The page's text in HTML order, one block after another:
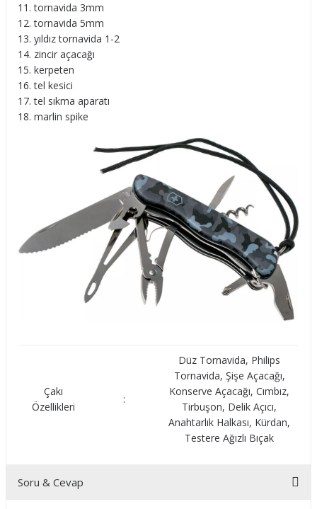
tornavida 3mm
tornavida 5mm
yıldız tornavida 1-2
zincir açacağı
kerpeten
tel kesici
tel sıkma aparatı
marlin spike
Çakı
Özellikleri
:
Düz Tornavida, Philips
Tornavida, Şişe Açacağı,
Konserve Açacağı, Cımbız,
Tirbuşon, Delik Açıcı,
Anahtarlık Halkası, Kürdan,
Testere Ağızlı Bıçak
Soru & Cevap